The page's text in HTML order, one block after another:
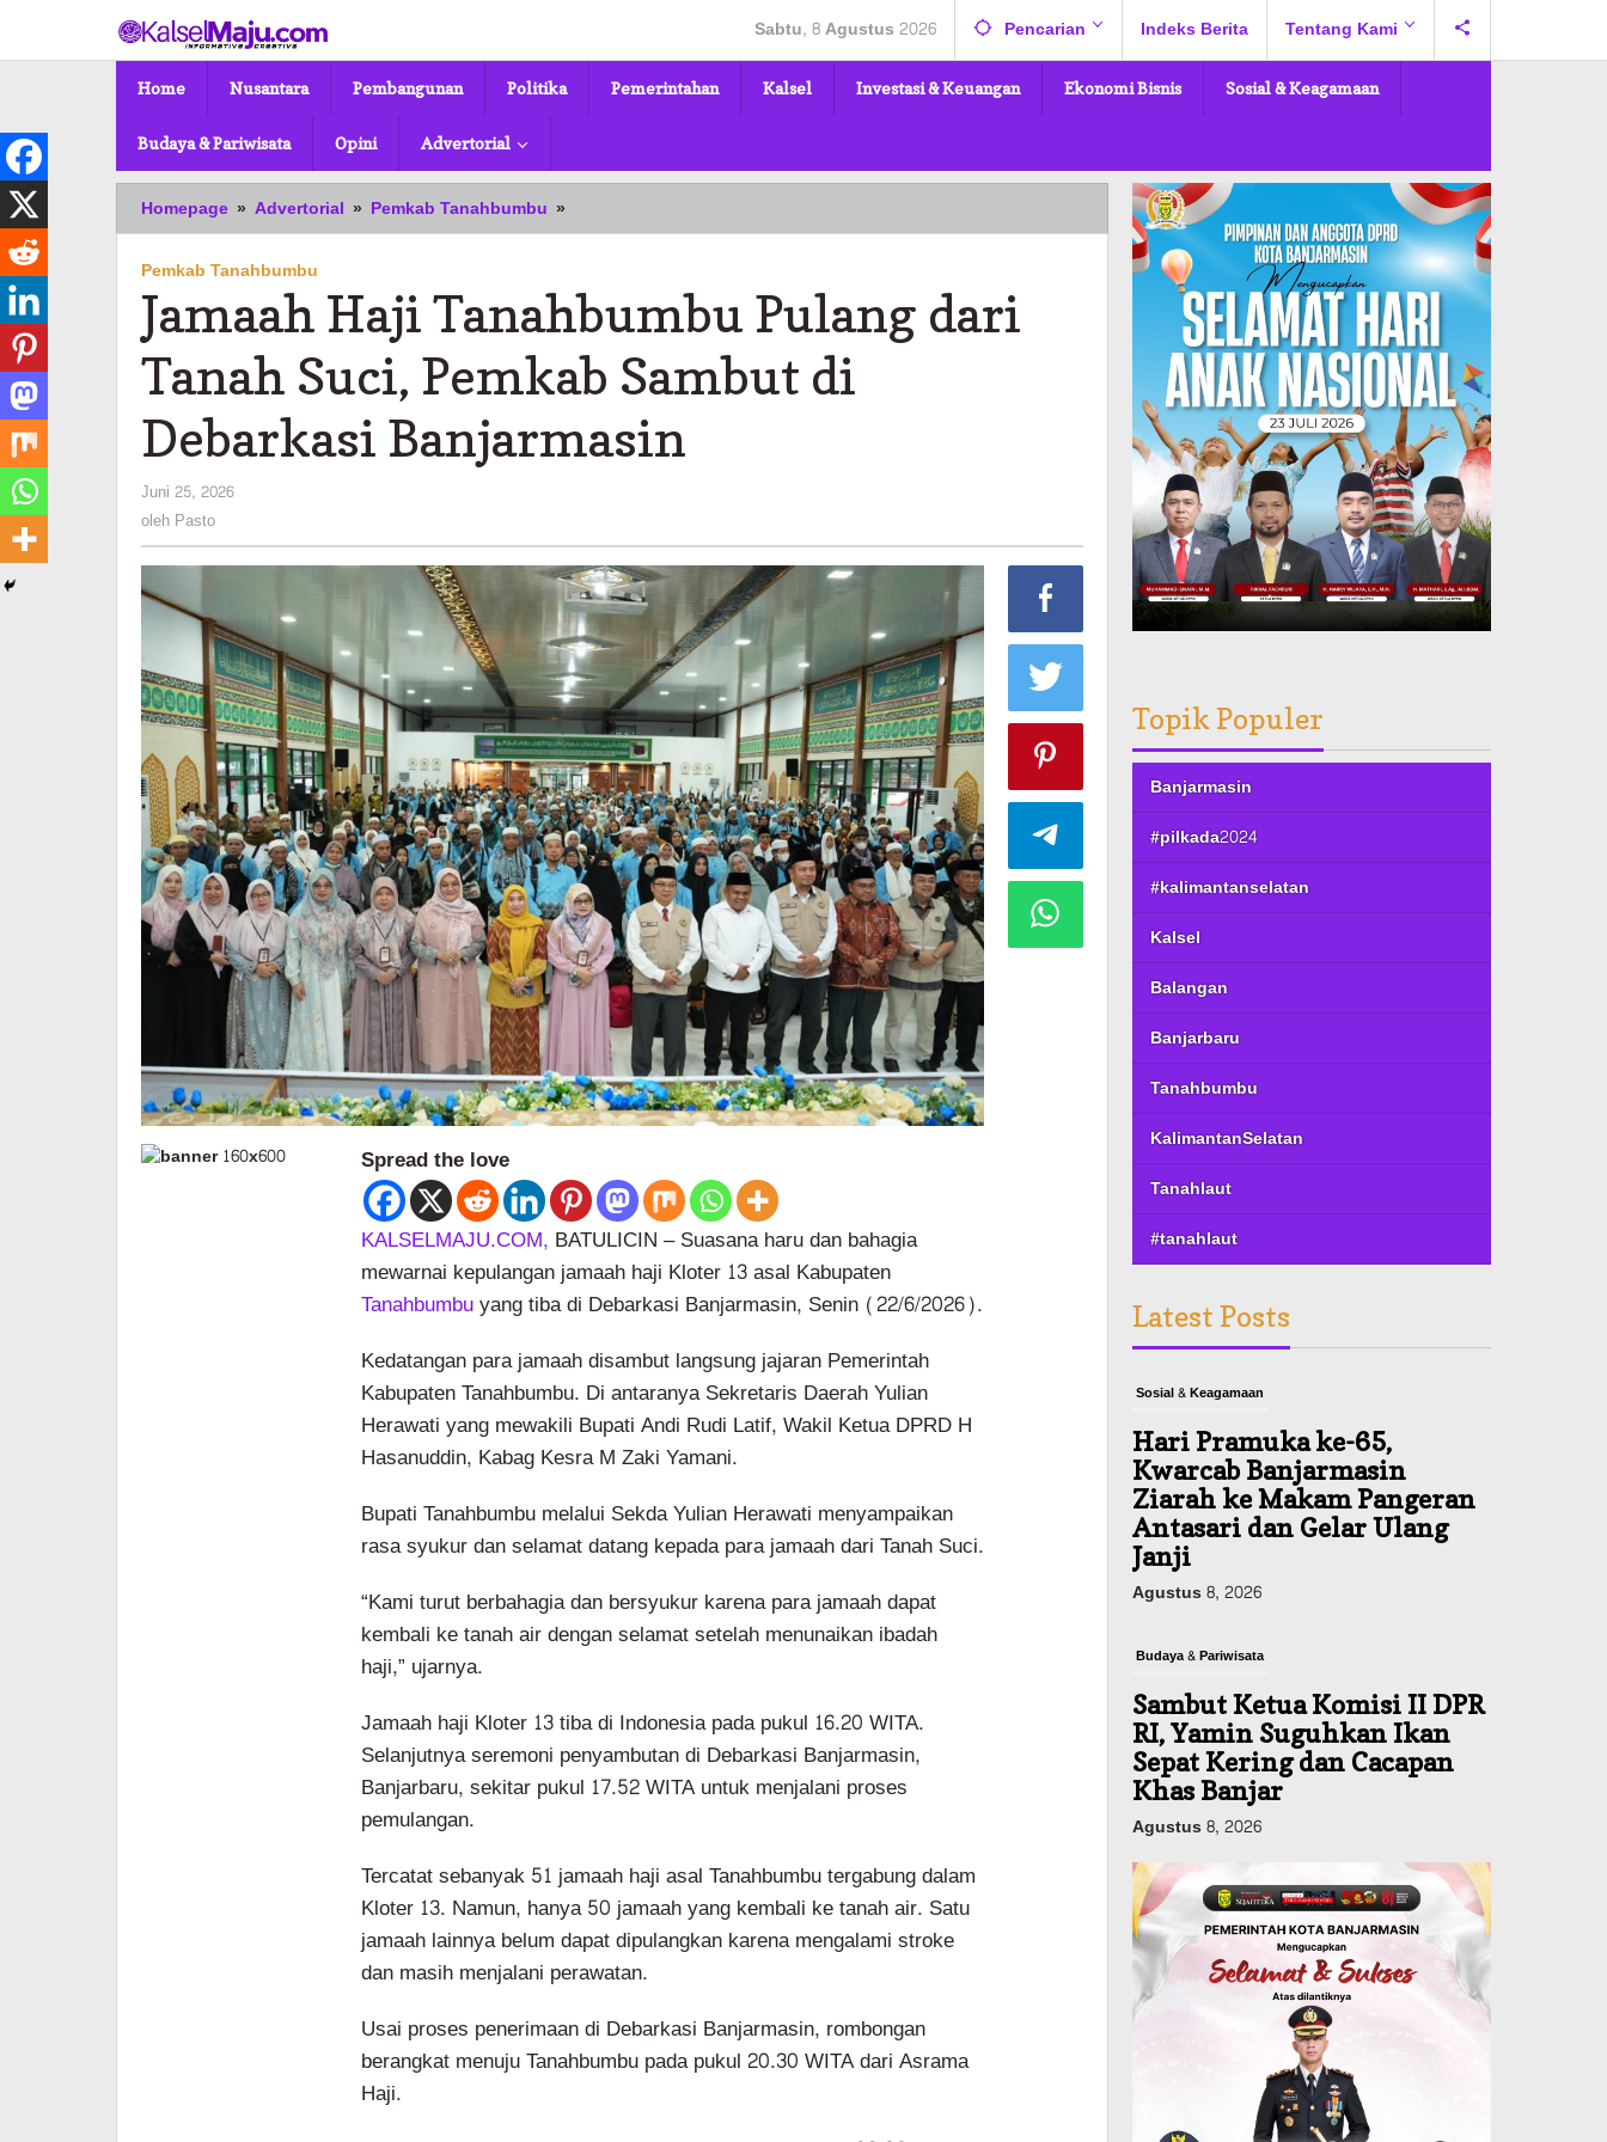
konten
Sabtu, 8 Agustus 2026 Pencarian Indeks Berita Tentang Kami
Home Nusantara Pembangunan Politika Pemerintahan Kalsel Investasi & Keuangan Ekonomi Bisnis Sosial & Keagamaan
Budaya & Pariwisata Opini Advertorial
Homepage » Advertorial » Pemkab Tanahbumbu »
Haji
dari
Tanah
Suci,
Pemkab
di
Debarkasi
Pemkab Tanahbumbu
Jamaah Haji Tanahbumbu Pulang dari
Tanah Suci, Pemkab Sambut di
Debarkasi Banjarmasin
Juni 25, 2026
oleh Pasto
Spread the love
KALSELMAJU.COM, BATULICIN – Suasana haru dan bahagia
mewarnai kepulangan jamaah haji Kloter 13 asal Kabupaten
Tanahbumbuyang tiba di Debarkasi Banjarmasin, Senin (22/6/2026).
Kedatangan para jamaah disambut langsung jajaran Pemerintah
Kabupaten Tanahbumbu. Di antaranya Sekretaris Daerah Yulian
Herawati yang mewakili Bupati Andi Rudi Latif, Wakil Ketua DPRD H
Hasanuddin, Kabag Kesra M Zaki Yamani.
Bupati Tanahbumbu melalui Sekda Yulian Herawati menyampaikan
rasa syukur dan selamat datang kepada para jamaah dari Tanah Suci.
“Kami turut berbahagia dan bersyukur karena para jamaah dapat
kembali ke tanah air dengan selamat setelah menunaikan ibadah
haji,” ujarnya.
Jamaah haji Kloter 13 tiba di Indonesia pada pukul 16.20 WITA.
Selanjutnya seremoni penyambutan di Debarkasi Banjarmasin,
Banjarbaru, sekitar pukul 17.52 WITA untuk menjalani proses
pemulangan.
Tercatat sebanyak 51 jamaah haji asal Tanahbumbu tergabung dalam
Kloter 13. Namun, hanya 50 jamaah yang kembali ke tanah air. Satu
jamaah lainnya belum dapat dipulangkan karena mengalami stroke
dan masih menjalani perawatan.
Usai proses penerimaan di Debarkasi Banjarmasin, rombongan
berangkat menuju Tanahbumbu pada pukul 20.30 WITA dari Asrama
Haji.
Topik Populer
Banjarmasin
#pilkada2024
#kalimantanselatan
Kalsel
Balangan
Banjarbaru
Tanahbumbu
KalimantanSelatan
Tanahlaut
#tanahlaut
Latest Posts
Sosial & Keagamaan
Hari Pramuka ke-65,
Kwarcab Banjarmasin
Ziarah ke Makam Pangeran
Antasari dan Gelar Ulang
Janji
Agustus 8, 2026
Budaya & Pariwisata
Sambut Ketua Komisi II DPR
RI, Yamin Suguhkan Ikan
Sepat Kering dan Cacapan
Khas Banjar
Agustus 8, 2026
Pemerintahan Sosial & Keagamaan
Banjarmasin Pilot Project
Perlinsos Digital, Target 30
Persen IKD Masih Jauh,
Komisi II DPR Turun
Agustus 7, 2026